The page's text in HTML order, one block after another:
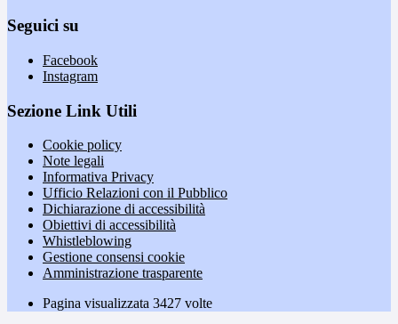
Seguici su
Facebook
Instagram
Sezione Link Utili
Cookie policy
Note legali
Informativa Privacy
Ufficio Relazioni con il Pubblico
Dichiarazione di accessibilità
Obiettivi di accessibilità
Whistleblowing
Gestione consensi cookie
Amministrazione trasparente
Pagina visualizzata 3427 volte